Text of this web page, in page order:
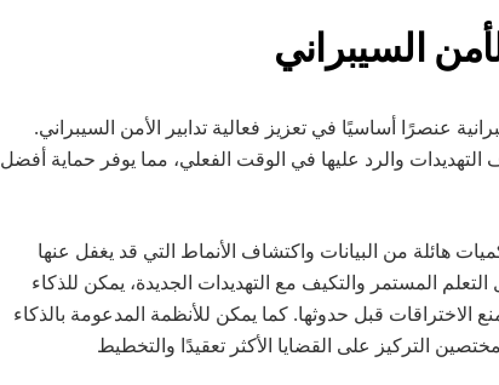
عنصرًا أساسيًا في تعزيز فعالية تدابير الأمن السيبراني.
والرد عليها في الوقت الفعلي، مما يوفر حماية أفضل
هائلة من البيانات واكتشاف الأنماط التي قد يغفل عنها
المستمر والتكيف مع التهديدات الجديدة، يمكن للذكاء
قبل حدوثها. كما يمكن للأنظمة المدعومة بالذكاء
التركيز على القضايا الأكثر تعقيدًا والتخطيط